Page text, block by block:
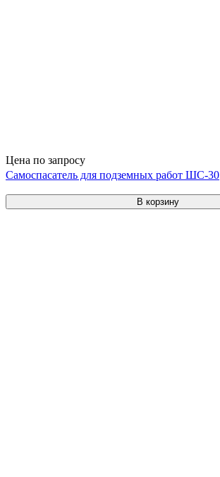
Цена по запросу
Самоспасатель для подземных работ ШС-30
В корзину